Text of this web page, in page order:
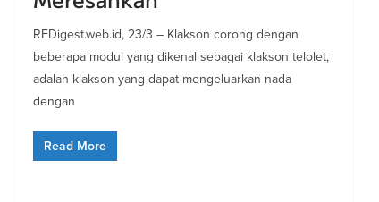
REDigest.web.id, 23/3 – Klakson corong dengan
beberapa modul yang dikenal sebagai klakson telolet,
adalah klakson yang dapat mengeluarkan nada
dengan
Read More